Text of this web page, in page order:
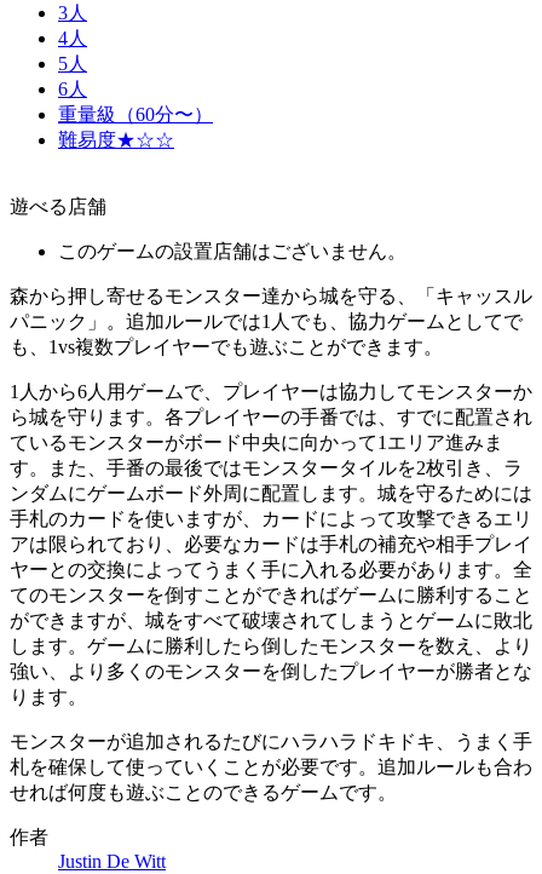
3人
4人
5人
6人
重量級（60分〜）
難易度★☆☆
遊べる店舗
このゲームの設置店舗はございません。
森から押し寄せるモンスター達から城を守る、「キャッスル
パニック」。追加ルールでは1人でも、協力ゲームとしてで
も、1vs複数プレイヤーでも遊ぶことができます。
1人から6人用ゲームで、プレイヤーは協力してモンスターか
ら城を守ります。各プレイヤーの手番では、すでに配置され
ているモンスターがボード中央に向かって1エリア進みま
す。また、手番の最後ではモンスタータイルを2枚引き、ラ
ンダムにゲームボード外周に配置します。城を守るためには
手札のカードを使いますが、カードによって攻撃できるエリ
アは限られており、必要なカードは手札の補充や相手プレイ
ヤーとの交換によってうまく手に入れる必要があります。全
てのモンスターを倒すことができればゲームに勝利すること
ができますが、城をすべて破壊されてしまうとゲームに敗北
します。ゲームに勝利したら倒したモンスターを数え、より
強い、より多くのモンスターを倒したプレイヤーが勝者とな
ります。
モンスターが追加されるたびにハラハラドキドキ、うまく手
札を確保して使っていくことが必要です。追加ルールも合わ
せれば何度も遊ぶことのできるゲームです。
作者
Justin De Witt